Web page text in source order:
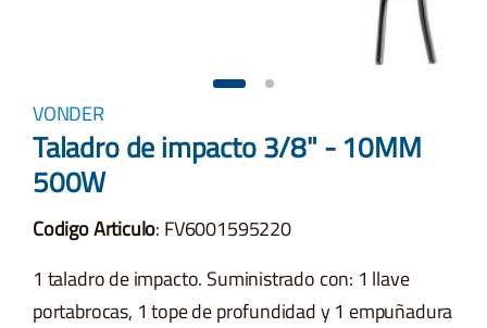
VONDER
Taladro de impacto 3/8" - 10MM
500W
Codigo Articulo: FV6001595220
1 taladro de impacto. Suministrado con: 1 llave
portabrocas, 1 tope de profundidad y 1 empuñadura